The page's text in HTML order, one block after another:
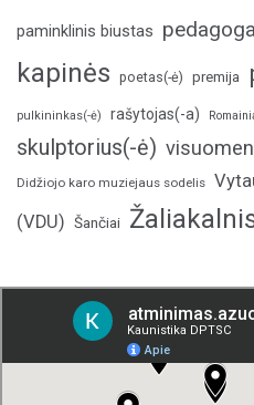
paminklinis biustas
kapinės poetas(-ė) premija
pulkininkas(-ė) rašytojas(-a)
skulptorius(-ė)
Didžiojo karo muziejaus sodelis
(VDU) Šančiai